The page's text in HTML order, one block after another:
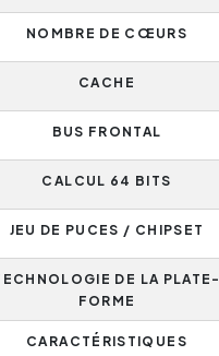
NOMBRE DE CŒURS
CACHE
BUS FRONTAL
CALCUL 64 BITS
JEU DE PUCES / CHIPSET
DE LA PLATE-
FORME
CARACTÉRISTIQUES